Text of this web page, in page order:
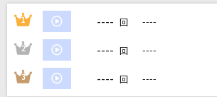
1 ---- 回 ----
2 ---- 回 ----
3 ---- 回 ----